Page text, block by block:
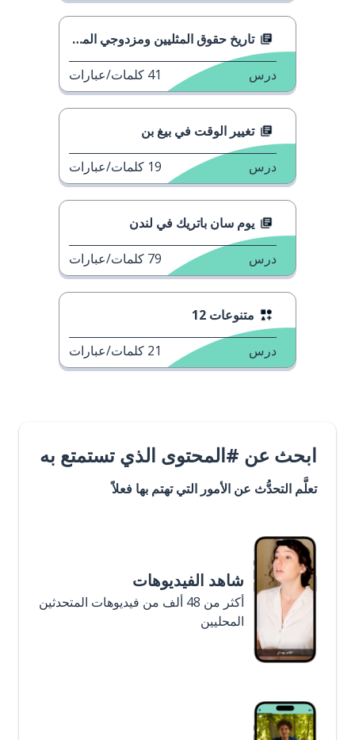
تاريخ حقوق المثليين ومزدوجي الميل الجنسي في الأمم
درس 41 كلمات/عبارات
تغيير الوقت في بيغ بن
درس 19 كلمات/عبارات
يوم سان باتريك في لندن
درس 79 كلمات/عبارات
متنوعات 12
درس 21 كلمات/عبارات
ابحث عن #المحتوى الذي تستمتع به
تعلَّم التحدُّث عن الأمور التي تهتم بها فعلاً
شاهد الفيديوهات
أكثر من 48 ألف من فيديوهات المتحدثين
المحليين